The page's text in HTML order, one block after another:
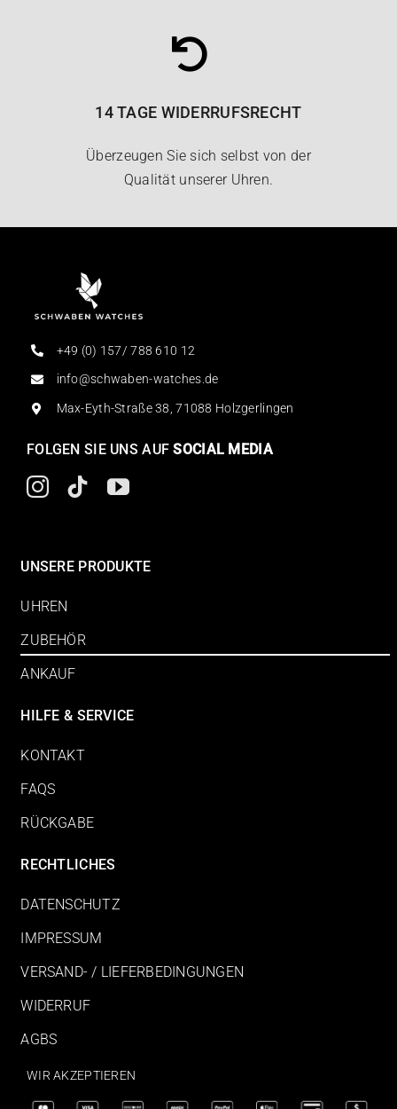
14 TAGE WIDERRUFSRECHT
Überzeugen Sie sich selbst von der
Qualität unserer Uhren.
+49 (0) 157/ 788 610 12
info@schwaben-watches.de
Max-Eyth-Straße 38, 71088 Holzgerlingen
FOLGEN SIE UNS AUFSOCIAL MEDIA
UNSERE PRODUKTE
UHREN
ZUBEHÖR
ANKAUF
HILFE & SERVICE
KONTAKT
FAQS
RÜCKGABE
RECHTLICHES
DATENSCHUTZ
IMPRESSUM
VERSAND- / LIEFERBEDINGUNGEN
WIDERRUF
AGBS
WIR AKZEPTIEREN